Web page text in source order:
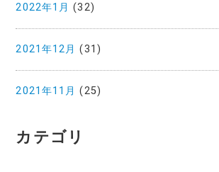
2022年1月 (32)
2021年12月 (31)
2021年11月 (25)
カテゴリ